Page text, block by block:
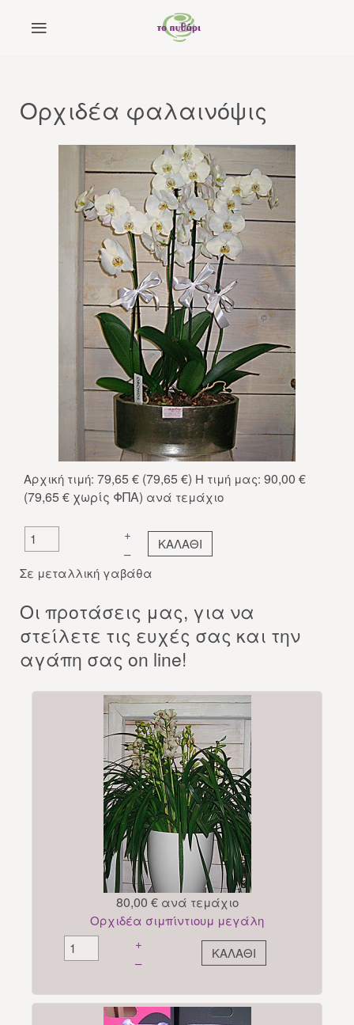
Ορχιδέα φαλαινόψις
Αρχική τιμή: 79,65 € (79,65 €) Η τιμή μας: 90,00 €
(79,65 € χωρίς ΦΠΑ) ανά τεμάχιο
+
–
Σε μεταλλική γαβάθα
Oι προτάσεις μας, για να
στείλετε τις ευχές σας και την
αγάπη σας on line!
80,00 € ανά τεμάχιο
Ορχιδέα σιμπίντιουμ μεγάλη
+
–